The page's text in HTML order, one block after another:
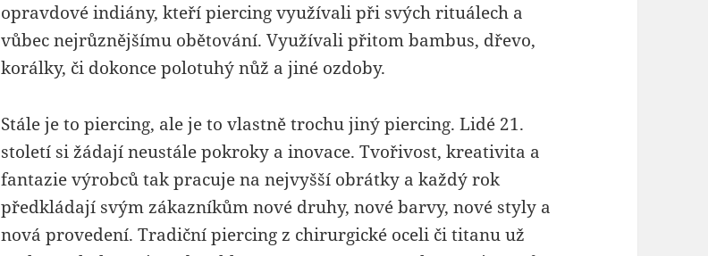
opravdové indiány, kteří piercing využívali při svých rituálech a
vůbec nejrůznějšímu obětování. Využívali přitom bambus, dřevo,
korálky, či dokonce polotuhý nůž a jiné ozdoby.
Stále je to piercing, ale je to vlastně trochu jiný piercing. Lidé 21.
století si žádají neustále pokroky a inovace. Tvořivost, kreativita a
fantazie výrobců tak pracuje na nejvyšší obrátky a každý rok
předkládají svým zákazníkům nové druhy, nové barvy, nové styly a
nová provedení. Tradiční piercing z chirurgické oceli či titanu už